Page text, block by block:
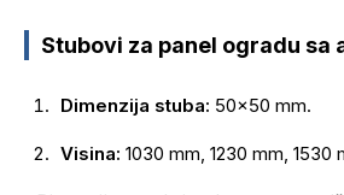
Stubovi za panel ogradu sa
Dimenzija stuba: 50x50 mm.
Visina: 1030 mm, 1230 mm, 1530